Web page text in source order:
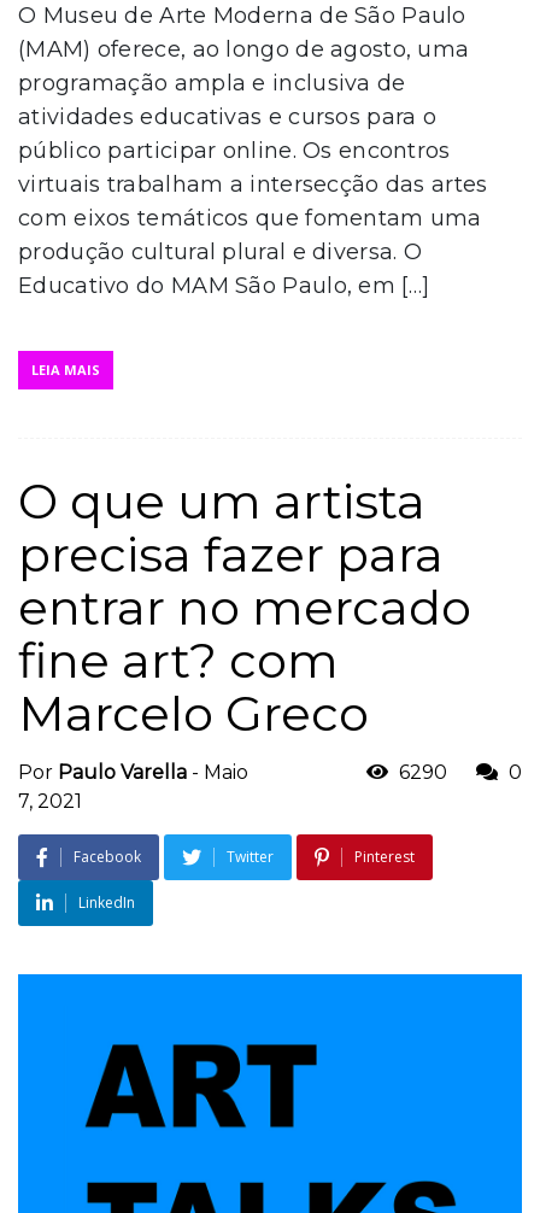
O Museu de Arte Moderna de São Paulo
(MAM) oferece, ao longo de agosto, uma
programação ampla e inclusiva de
atividades educativas e cursos para o
público participar online. Os encontros
virtuais trabalham a intersecção das artes
com eixos temáticos que fomentam uma
produção cultural plural e diversa. O
Educativo do MAM São Paulo, em […]
LEIA MAIS
O que um artista
precisa fazer para
entrar no mercado
fine art? com
Marcelo Greco
Por Paulo Varella - Maio
7, 2021
6290 0
Facebook Twitter Pinterest
LinkedIn